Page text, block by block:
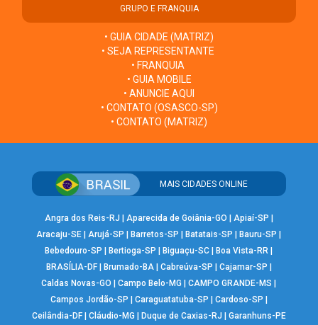
GRUPO E FRANQUIA
• GUIA CIDADE (MATRIZ)
• SEJA REPRESENTANTE
• FRANQUIA
• GUIA MOBILE
• ANUNCIE AQUI
• CONTATO (OSASCO-SP)
• CONTATO (MATRIZ)
MAIS CIDADES ONLINE
Angra dos Reis-RJ Aparecida de Goiânia-GO Apiaí-SP
Aracaju-SE |Arujá-SP Barretos-SP Batatais-SP Bauru-SP
Bebedouro-SP
Bertioga-SP Biguaçu-SC Boa Vista-RR
BRASÍLIA-DF| Brumado-BA| Cabreúva-SP Cajamar-SP
Caldas Novas-GO
|Campo Belo-MG |CAMPO GRANDE-MS
Campos Jordão-SP
Caraguatatuba-SP Cardoso-SP
Ceilândia-DF| Cláudio-MG Duque de Caxias-RJ
Garanhuns-PE